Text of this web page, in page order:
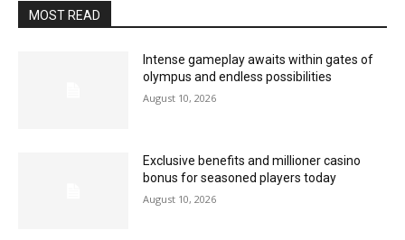
MOST READ
Intense gameplay awaits within gates of
olympus and endless possibilities
August 10, 2026
Exclusive benefits and millioner casino
bonus for seasoned players today
August 10, 2026